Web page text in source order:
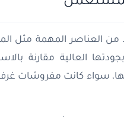
المهمة مثل
العالية مقارنة
سواء كانت مفروشات